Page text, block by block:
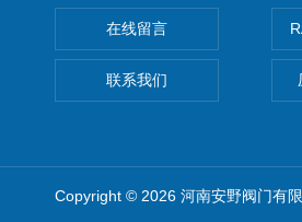
在线留言
联系我们
Copyright © 2026 河南安野阀门有